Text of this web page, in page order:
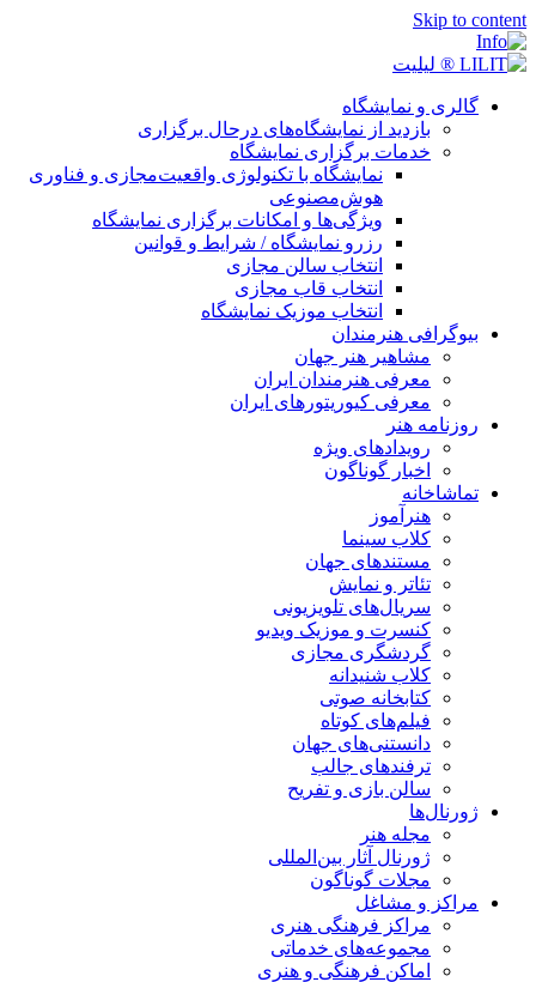
Skip
و نمایشگاه
بازدید از نمایشگاه‌های درحال برگزاری
خدمات برگزاری نمایشگاه
نمایشگاه با تکنولوژی واقعیت‌مجازی و فناوری
هوش‌مصنوعی
ویژگی‌ها و امکانات برگزاری نمایشگاه
رزرو نمایشگاه / شرایط و قوانین
انتخاب سالن مجازی
انتخاب قاب مجازی
انتخاب موزیک نمایشگاه
هنرمندان
مشاهیر هنر جهان
معرفی هنرمندان ایران
معرفی کیوریتورهای ایران
هنر
رویدادهای ویژه
اخبار گوناگون
هنرآموز
کلاب سینما
مستندهای جهان
تئاتر و نمایش
سریال‌های تلویزیونی
کنسرت و موزیک ویدیو
گردشگری مجازی
کلاب شنیدانه
کتابخانه صوتی
فیلم‌های کوتاه
دانستنی‌های جهان
ترفندهای جالب
سالن بازی و تفریح
مجله هنر
ژورنال آثار بین‌المللی
مجلات گوناگون
و مشاغل
مراکز فرهنگی هنری
مجموعه‌های خدماتی
اماکن فرهنگی و هنری